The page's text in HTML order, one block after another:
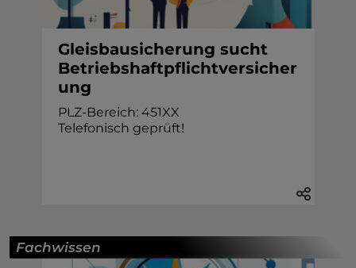
Gleisbausicherung sucht
Betriebshaftpflichtversicher
ung
PLZ-Bereich: 451XX
Telefonisch geprüft!
Fachwissen